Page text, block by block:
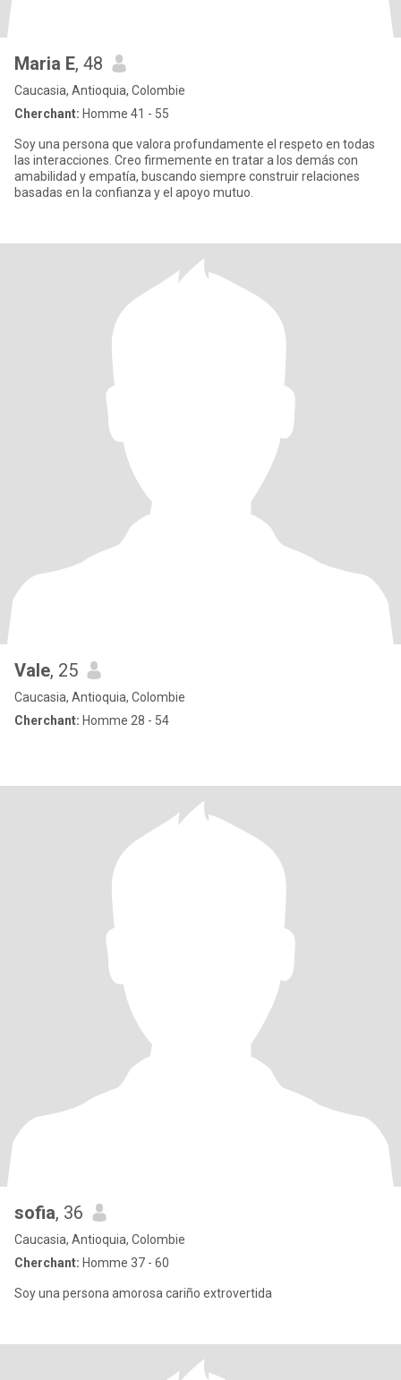
Maria E, 48
Caucasia, Antioquia, Colombie
Cherchant: Homme 41 - 55
Soy una persona que valora profundamente el respeto en todas
las interacciones. Creo firmemente en tratar a los demás con
amabilidad y empatía, buscando siempre construir relaciones
basadas en la confianza y el apoyo mutuo.
Vale, 25
Caucasia, Antioquia, Colombie
Cherchant: Homme 28 - 54
sofia, 36
Caucasia, Antioquia, Colombie
Cherchant: Homme 37 - 60
Soy una persona amorosa cariño extrovertida